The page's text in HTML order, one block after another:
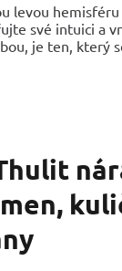
levou
své intuici a
je ten, který